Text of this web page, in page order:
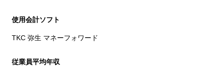
使用会計ソフト
TKC 弥生 マネーフォワード
従業員平均年収